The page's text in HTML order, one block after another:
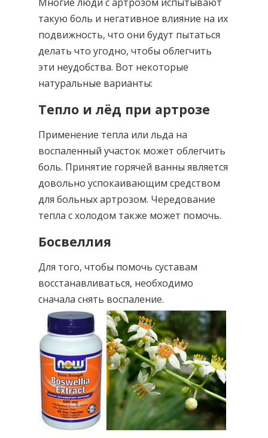
такую боль и негативное влияние на их
подвижность, что они будут пытаться
делать что угодно, чтобы облегчить
эти неудобства. Вот некоторые
натуральные варианты:
Тепло и лёд при артрозе
Применение тепла или льда на
воспаленный участок может облегчить
боль. Принятие горячей ванны является
довольно успокаивающим средством
для больных артрозом. Чередование
тепла с холодом также может помочь.
Босвеллия
Для того, чтобы помочь суставам
восстанавливаться, необходимо
сначала снять воспаление.